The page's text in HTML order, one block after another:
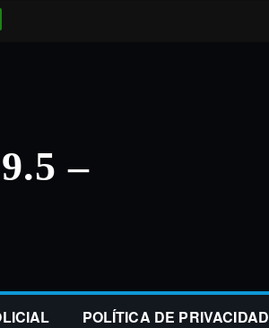
–
POLÍTICA DE PRIVACIDAD